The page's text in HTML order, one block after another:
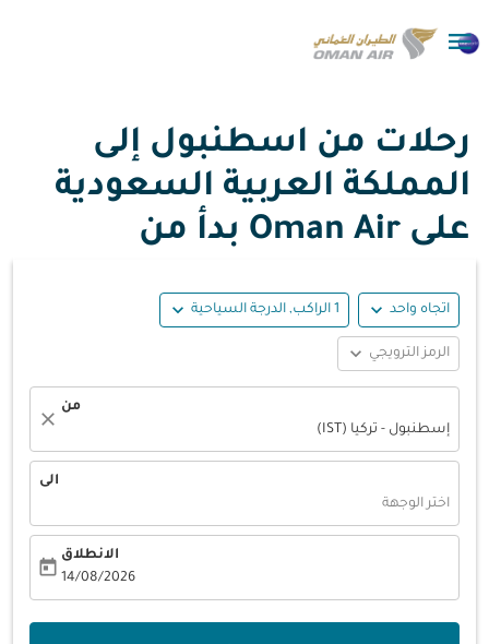

رحلات من اسطنبول إلى
المملكة العربية السعودية
على Oman Air بدأ من
اتجاه واحد expand_more 1 الراكب, الدرجة السياحية expand_more
الرمز الترويجي expand_more
من
إسطنبول - تركيا (IST)
close
الى
اختر الوجهة
الانطلاق
14/08/2026
today